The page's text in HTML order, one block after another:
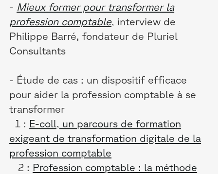
- Mieux former pour transformer la
profession comptable, interview de
Philippe Barré, fondateur de Pluriel
Consultants
- Étude de cas : un dispositif efficace
pour aider la profession comptable à se
transformer
1 : E-coll, un parcours de formation
exigeant de transformation digitale de la
profession comptable
2 : Profession comptable : la méthode